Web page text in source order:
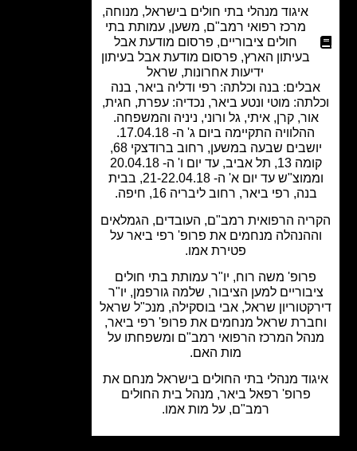
איגוד מנהלי בתי חולים בישראל ,מנוחה,
מרכז רפואי רמב"ם ,משען,עמותת בתי
חולים ציבוריים,פרסום מודעת אבל
בעיתון הארץ,פרסום מודעת אבל בעיתון
ידיעות אחרונות,שראל
בנה וכלתה: רפי ודליה ביאר, בנה
מוטי ונטע ביאר, נכדיה: עפרת, חגית,
קרן, איתי, גל ורוני, ניניה והמשפחה.
ההלוויה התקיימה ביום ג' ה- 17.04.18.
יושבים שבעה במשען, רחוב ברודצקי 68,
קומה 13, תל אביב, עד יום ו' ה- 20.04.18
וממוצ"ש עד יום א' ה- 21-22.04.18, בבית
רפי ביאר, רחוב ליבריה 16, חיפה.
הרפואית רמב"ם, העובדים, הגמלאים
מנחמים את פרופ' רפי ביאר על
פטירת אמו.
משה רוח, יו"ר עמותת בתי חולים
למען הציבור, שלמה גורפמן, יו"ר
שראל, אבי בוסקילה, מנכ"ל שראל
שראל מנחמים את פרופ' רפי ביאר,
המרכז הרפואי רמב"ם ומשפחתו על
מות האם.
מנהלי בתי החולים בישראל מנחם את
פרופ' רפאל ביאר, מנהל בית החולים
רמב"ם, על מות אמו.